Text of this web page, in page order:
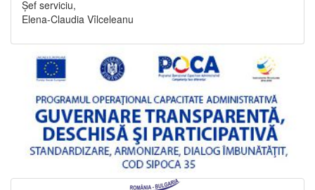
Șef serviciu,
Elena-Claudia Vîlceleanu